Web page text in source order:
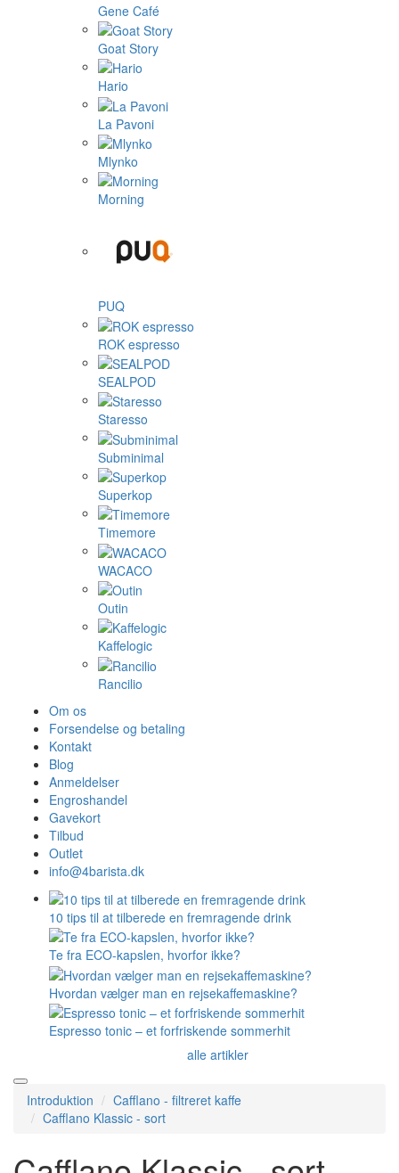
Gene Café
Goat Story
Hario
La Pavoni
Mlynko
Morning
PUQ
ROK espresso
SEALPOD
Staresso
Subminimal
Superkop
Timemore
WACACO
Outin
Kaffelogic
Rancilio
Om os
Forsendelse og betaling
Kontakt
Blog
Anmeldelser
Engroshandel
Gavekort
Tilbud
Outlet
info@4barista.dk
10 tips til at tilberede en fremragende drink
Te fra ECO-kapslen, hvorfor ikke?
Hvordan vælger man en rejsekaffemaskine?
Espresso tonic – et forfriskende sommerhit
alle artikler
Introduktion
Cafflano - filtreret kaffe
Cafflano Klassic - sort